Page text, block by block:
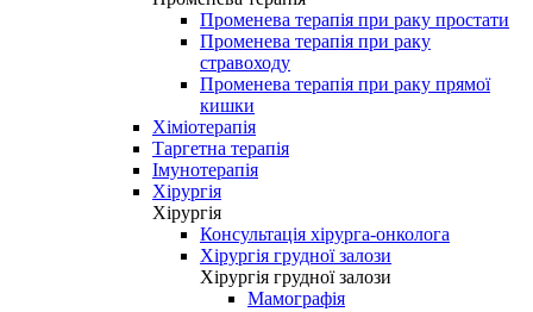
Променева терапія при раку простати
Променева терапія при раку
стравоходу
Променева терапія при раку прямої
кишки
Хіміотерапія
Таргетна терапія
Імунотерапія
Хірургія
Хірургія
Консультація хірурга-онколога
Хірургія грудної залози
Хірургія грудної залози
Мамографія